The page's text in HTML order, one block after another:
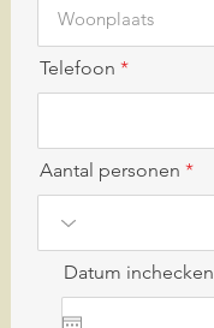
Telefoon
Aantal personen
Datum inchecken